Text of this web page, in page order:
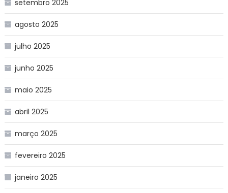
setembro 2025
agosto 2025
julho 2025
junho 2025
maio 2025
abril 2025
março 2025
fevereiro 2025
janeiro 2025